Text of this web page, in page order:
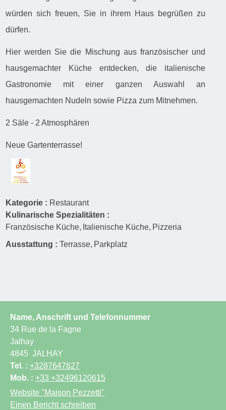
würden sich freuen, Sie in ihrem Haus begrüßen zu
dürfen.
Hier werden Sie die Mischung aus französischer und
hausgemachter Küche entdecken, die italienische
Gastronomie mit einer ganzen Auswahl an
hausgemachten Nudeln sowie Pizza zum Mitnehmen.
2 Säle - 2 Atmosphären
Neue Gartenterrasse!
Kategorie : Restaurant
Kulinarische Spezialitäten :
Französische Küche
Italienische Küche Pizzeria
Ausstattung :Terrasse Parkplatz
Name, Anschrift und Telefonnummer
34 Rue de la Fagne
Jalhay
4845 JALHAY
Tel. : +3287647627
Mob. : +33 +32496120615
Website "Maison Pezzetti"
Einen Bericht schreiben